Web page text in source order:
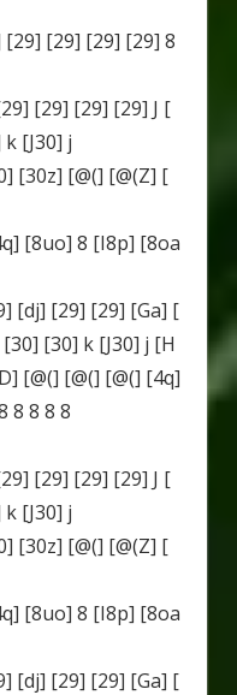
[29] [29] [29] 8
[29] [29] [29] J [
[J30] j
[30z] [@(] [@(Z] [
[8uo] 8 [I8p] [8oa
[dj] [29] [29] [Ga] [
[30] k [J30] j [H
[@(] [@(] [@(] [4q]
8 8 8 8
[29] [29] [29] J [
[J30] j
[30z] [@(] [@(Z] [
[8uo] 8 [I8p] [8oa
[dj] [29] [29] [Ga] [